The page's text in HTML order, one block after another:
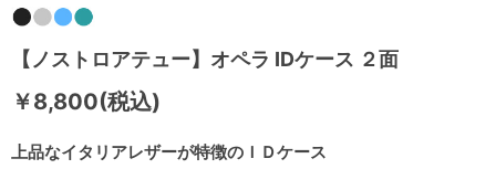
【ノストロアテュー】オペラ IDケース ２面
上品なイタリアレザーが特徴のＩＤケース
￥8,800(税込)